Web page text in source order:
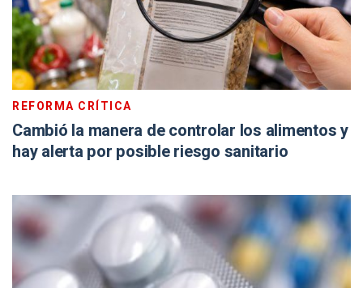
REFORMA CRÍTICA
Cambió la manera de controlar los alimentos y
hay alerta por posible riesgo sanitario